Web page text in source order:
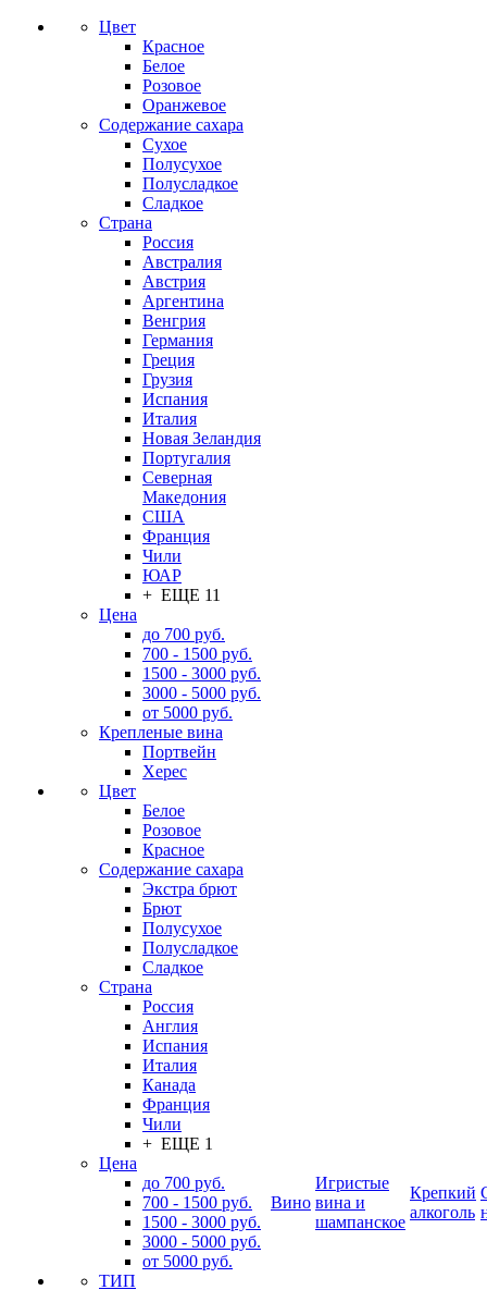
Цвет
Красное
Белое
Розовое
Оранжевое
Содержание сахара
Сухое
Полусухое
Полусладкое
Сладкое
Страна
Россия
Австралия
Австрия
Аргентина
Венгрия
Германия
Греция
Грузия
Испания
Италия
Новая Зеландия
Португалия
Северная
Македония
США
Франция
Чили
ЮАР
+ ЕЩЕ 11
Цена
до 700 руб.
700 - 1500 руб.
1500 - 3000 руб.
3000 - 5000 руб.
от 5000 руб.
Крепленые вина
Портвейн
Херес
Цвет
Белое
Розовое
Красное
Содержание сахара
Экстра брют
Брют
Полусухое
Полусладкое
Сладкое
Страна
Россия
Англия
Испания
Италия
Канада
Франция
Чили
+ ЕЩЕ 1
Цена
до 700 руб.
700 - 1500 руб.
1500 - 3000 руб.
3000 - 5000 руб.
от 5000 руб.
ТИП
Вино
Игристые
вина и
шампанское
Крепкий
алкоголь